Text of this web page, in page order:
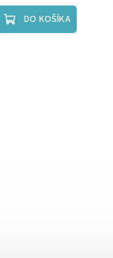
DO KOŠÍKA